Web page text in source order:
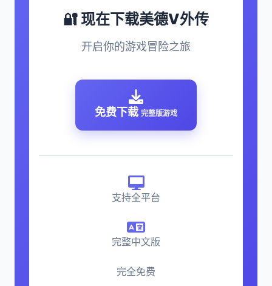
🔐 现在下载美德V外传
开启你的游戏冒险之旅
免费下载 完整版游戏
支持全平台
完整中文版
完全免费